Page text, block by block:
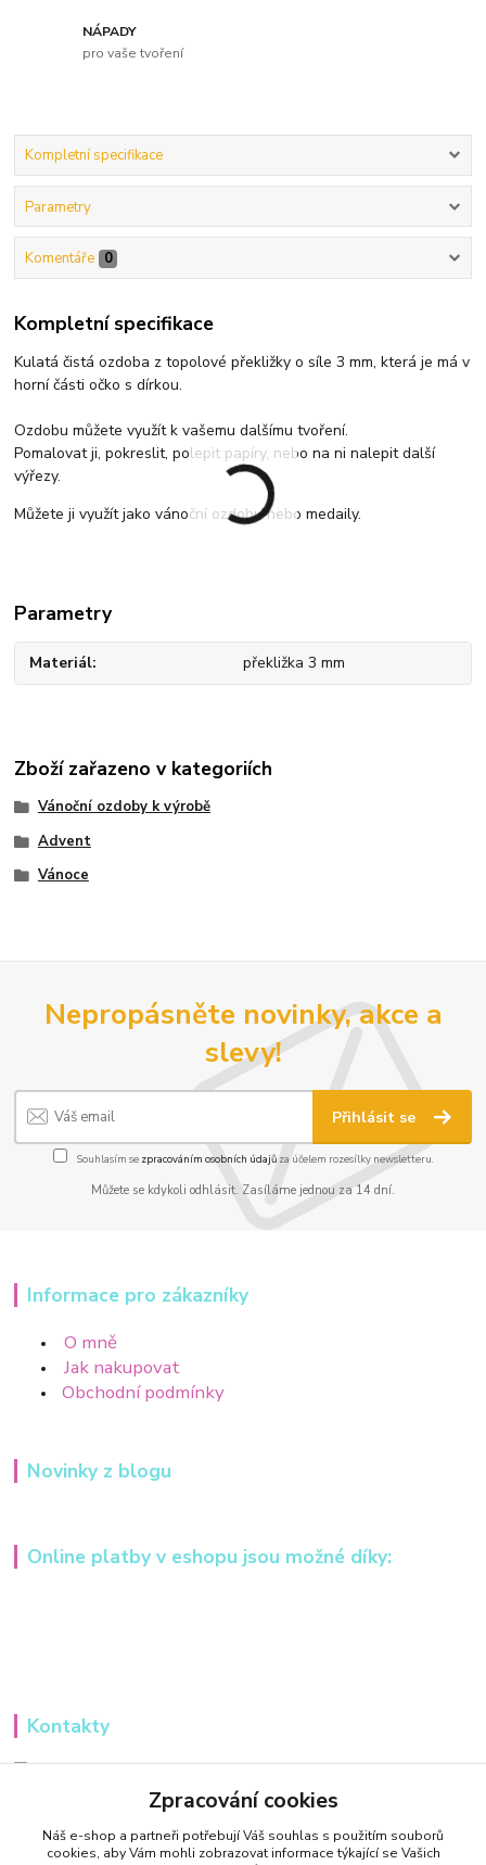
NÁPADY
pro vaše tvoření
Kompletní specifikace
Parametry
Komentáře 0
Kompletní specifikace
Kulatá čistá ozdoba z topolové překližky o síle 3 mm, která je má v
horní části očko s dírkou.
Ozdobu můžete využít k vašemu dalšímu tvoření.
Pomalovat ji, pokreslit, polepit papíry, nebo na ni nalepit další
výřezy.
Můžete ji využít jako vánoční ozdobu nebo medaily.
Parametry
Materiál překližka 3 mm
Zboží zařazeno v kategoriích
Vánoční ozdoby k výrobě
Advent
Vánoce
Nepropásněte novinky, akce a
slevy!
Přihlásit se
Souhlasím se zpracováním osobních údajůza účelem rozesílky newsletteru.
Můžete se kdykoli odhlásit. Zasíláme jednou za 14 dní.
Informace pro zákazníky
O mně
Jak nakupovat
Obchodní podmínky
Novinky z blogu
Online platby v eshopu jsou možné díky:
Kontakty
+420 607984148
info@tvorivadilnicka.cz
Zpracování cookies
Náš e-shop a partneři potřebují Váš souhlas s použitím souborů
cookies, aby Vám mohli zobrazovat informace týkající se Vašich